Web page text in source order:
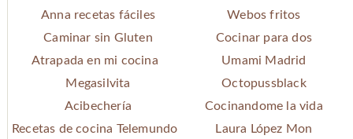
Anna recetas fáciles
Webos fritos
Caminar sin Gluten
Cocinar para dos
Atrapada en mi cocina
Umami Madrid
Megasilvita
Octopussblack
Acibechería
Cocinandome la vida
Recetas de cocina Telemundo
Laura López Mon